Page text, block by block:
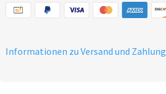
Informationen zu Versand und Zahlung